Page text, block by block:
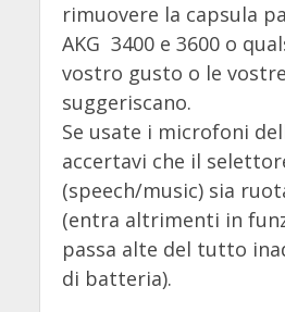
rimuovere la capsula
AKG 3400 e 3600 o
vostro gusto o le
suggeriscano.
Se usate i microfoni
accertavi che il
(speech/music) sia
(entra altrimenti in
passa alte del tutto
di batteria).